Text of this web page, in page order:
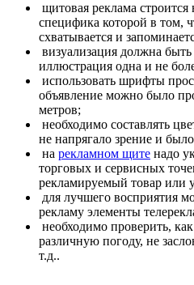
щитовая реклама
специфика которой в том,
схватывается и
визуализация должна
иллюстрация одна и не
использовать шрифты
объявление можно было
метров;
необходимо составлять
не напрягало зрение и
на рекламном щите надо
торговых и сервисных
рекламируемый товар или
для лучшего восприятия
рекламу элементы
необходимо проверить,
различную погоду, не
т.д..